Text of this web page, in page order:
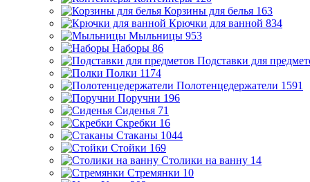
Корзины для белья 163
Крючки для ванной 834
Мыльницы 953
Наборы 86
Подставки для
Полки 1174
Полотенцедержатели 1591
Поручни 196
Сиденья 71
Скребки 16
Стаканы 1044
Стойки 169
Столики на ванну 14
Стремянки 10